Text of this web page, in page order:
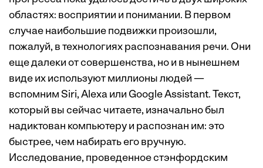
областях: восприятии и понимании. В первом
случае наибольшие подвижки произошли,
пожалуй, в технологиях распознавания речи. Они
еще далеки от совершенства, но и в нынешнем
виде их используют миллионы людей —
вспомним Siri, Alexa или Google Assistant. Текст,
который вы сейчас читаете, изначально был
надиктован компьютеру и распознан им: это
быстрее, чем набирать его вручную.
Исследование, проведенное стэнфордским